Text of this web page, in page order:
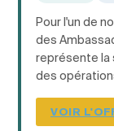
Pour l'un de
des
représente la
des
VOIR